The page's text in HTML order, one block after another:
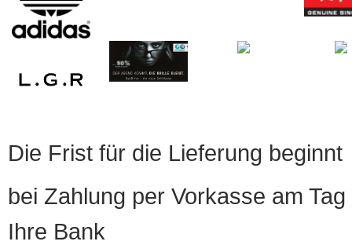
Die Frist für die Lieferung beginnt
bei Zahlung per Vorkasse am
Ihre Bank